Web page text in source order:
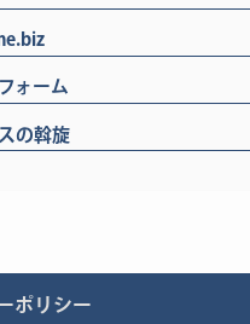
ォーム
の斡旋
ポリシー